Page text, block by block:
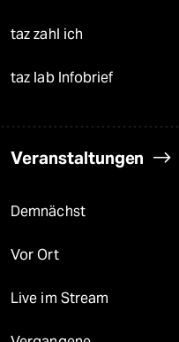
taz zahl ich
taz lab Infobrief
Veranstaltungen
Demnächst
Vor Ort
Live im Stream